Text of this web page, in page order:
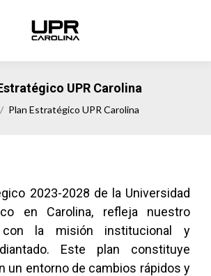
UPR Carolina
Plan Estratégico UPR Carolina
2023-2028 de la Universidad
en Carolina, refleja nuestro
con la misión institucional y
Este plan constituye
un entorno de cambios rápidos y